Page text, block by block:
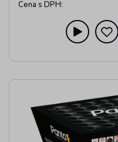
Cena s DPH: